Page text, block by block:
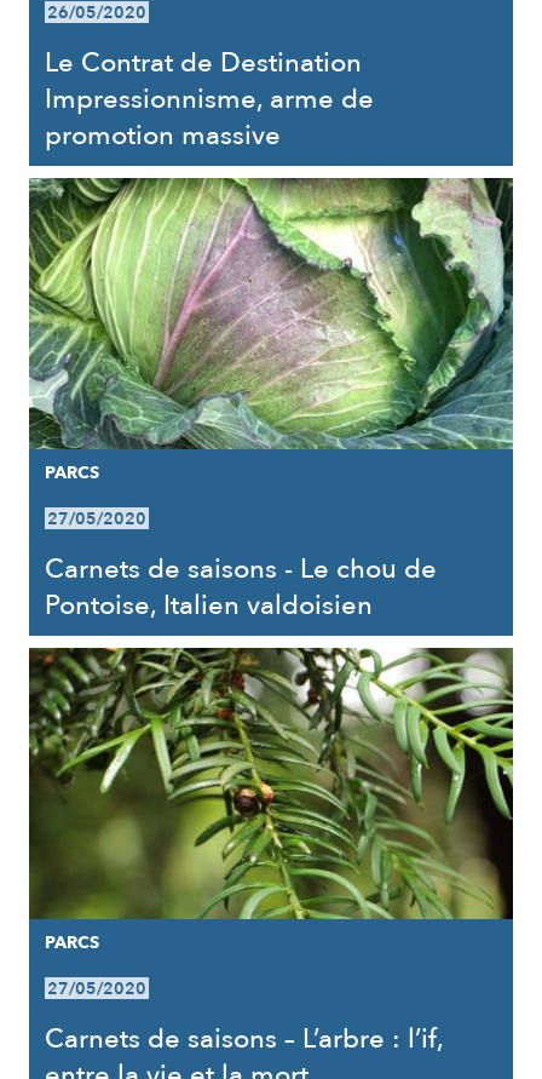
26/05/2020
Le Contrat de Destination
Impressionnisme, arme de
promotion massive
PARCS
27/05/2020
Carnets de saisons - Le chou de
Pontoise, Italien valdoisien
PARCS
27/05/2020
Carnets de saisons – L’arbre : l’if,